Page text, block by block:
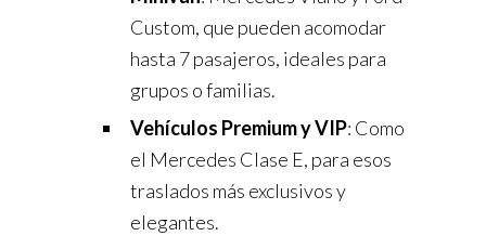
Custom, que pueden acomodar
hasta 7 pasajeros, ideales para
grupos o familias.
Vehículos Premium y VIP: Como
el Mercedes Clase E, para esos
traslados más exclusivos y
elegantes.